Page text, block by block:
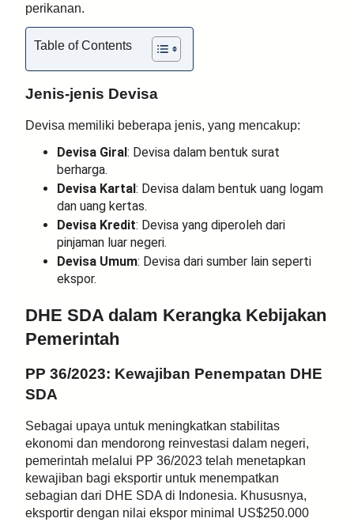
perikanan.
Table of Contents
Jenis-jenis Devisa
Devisa memiliki beberapa jenis, yang mencakup:
Devisa Giral: Devisa dalam bentuk surat
berharga.
Devisa Kartal: Devisa dalam bentuk uang logam
dan uang kertas.
Devisa Kredit: Devisa yang diperoleh dari
pinjaman luar negeri.
Devisa Umum: Devisa dari sumber lain seperti
ekspor.
DHE SDA dalam Kerangka Kebijakan
Pemerintah
PP 36/2023: Kewajiban Penempatan DHE
SDA
Sebagai upaya untuk meningkatkan stabilitas
ekonomi dan mendorong reinvestasi dalam negeri,
pemerintah melalui PP 36/2023 telah menetapkan
kewajiban bagi eksportir untuk menempatkan
sebagian dari DHE SDA di Indonesia. Khususnya,
eksportir dengan nilai ekspor minimal US$250.000